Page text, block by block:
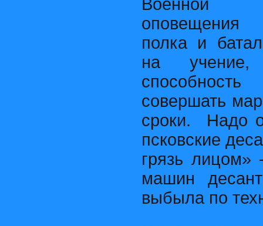
Военной
полка и
на учение,
совершать
сроки. Надо
псковские
грязь
машин
выбыла по